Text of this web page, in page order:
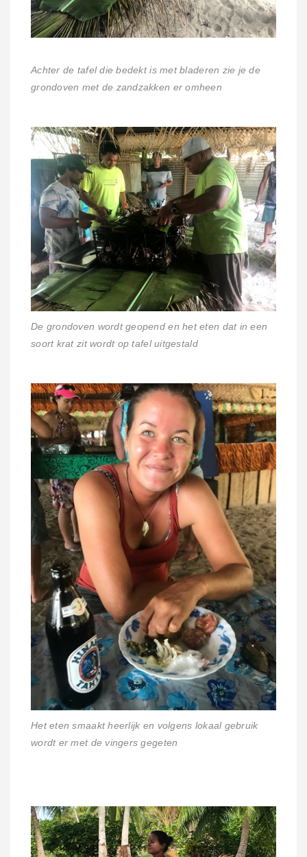
Achter de tafel die bedekt is met bladeren zie je de
grondoven met de zandzakken er omheen
De grondoven wordt geopend en het eten dat in een
soort krat zit wordt op tafel uitgestald
Het eten smaakt heerlijk en volgens lokaal gebruik
wordt er met de vingers gegeten